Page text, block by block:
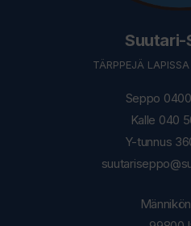
Suutari-
TÄRPPEJÄ
Seppo
Kalle 040
Y-tunnus